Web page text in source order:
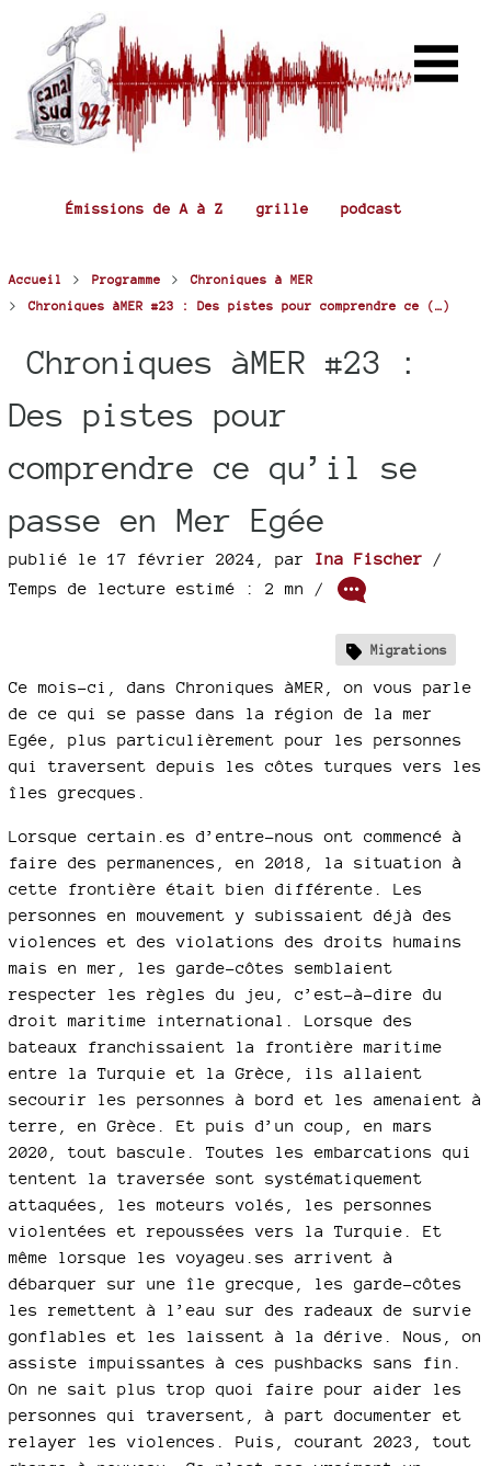
Émissions de A à Z grille podcast
Accueil > Programme > Chroniques à MER
> Chroniques àMER #23 : Des pistes pour comprendre ce (…)
Chroniques àMER #23 :
Des pistes pour
comprendre ce qu’il se
passe en Mer Egée
publié le 17 février 2024 par Ina Fischer /
Temps de lecture estimé : 2 mn /
Migrations
Ce mois-ci, dans Chroniques àMER, on vous parle
de ce qui se passe dans la région de la mer
Egée, plus particulièrement pour les personnes
qui traversent depuis les côtes turques vers les
îles grecques.
Lorsque certain.es d’entre-nous ont commencé à
faire des permanences, en 2018, la situation à
cette frontière était bien différente. Les
personnes en mouvement y subissaient déjà des
violences et des violations des droits humains
mais en mer, les garde-côtes semblaient
respecter les règles du jeu, c’est-à-dire du
droit maritime international. Lorsque des
bateaux franchissaient la frontière maritime
entre la Turquie et la Grèce, ils allaient
secourir les personnes à bord et les amenaient à
terre, en Grèce. Et puis d’un coup, en mars
2020, tout bascule. Toutes les embarcations qui
tentent la traversée sont systématiquement
attaquées, les moteurs volés, les personnes
violentées et repoussées vers la Turquie. Et
même lorsque les voyageu.ses arrivent à
débarquer sur une île grecque, les garde-côtes
les remettent à l’eau sur des radeaux de survie
gonflables et les laissent à la dérive. Nous, on
assiste impuissantes à ces pushbacks sans fin.
On ne sait plus trop quoi faire pour aider les
personnes qui traversent, à part documenter et
relayer les violences. Puis, courant 2023, tout